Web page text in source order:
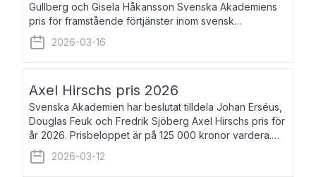
Gullberg och Gisela Håkansson Svenska Akademiens
pris för framstående förtjänster inom svensk
språkforskning och språkvård till minne av Carl Gabriel
och Karin Forsberg för år 2026. Prissumma
2026-03-16
Axel Hirschs pris 2026
Svenska Akademien har beslutat tilldela Johan Erséus,
Douglas Feuk och Fredrik Sjöberg Axel Hirschs pris för
år 2026. Prisbeloppet är på 125 000 kronor vardera.
Johan Erséus, född 1959, är fackboksförfattare och
journalist med mångårigt för
2026-03-12